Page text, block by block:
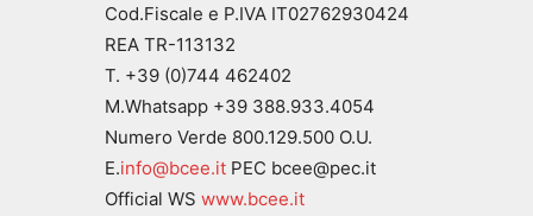
Cod.Fiscale e P.IVA IT02762930424
REA TR-113132
T. +39 (0)744 462402
M.Whatsapp +39 388.933.4054
Numero Verde 800.129.500 O.U.
E.info@bcee.it PEC bcee@pec.it
Official WS www.bcee.it